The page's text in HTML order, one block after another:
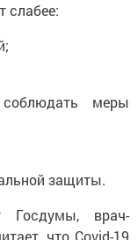
слабее:
меры
защиты.
Госдумы, врач-
что Covid-19